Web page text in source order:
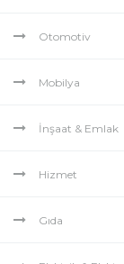
Otomotiv
Mobilya
İnşaat & Emlak
Hizmet
Gıda